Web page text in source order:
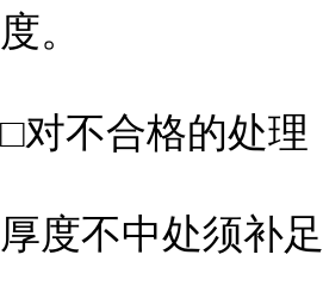
度。
□对不合格的处理
厚度不中处须补